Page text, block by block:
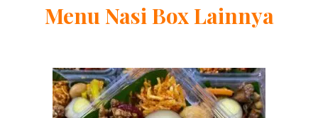
Menu Nasi BoxLainnya